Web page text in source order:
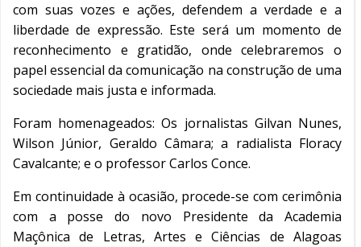
com suas vozes e ações, defendem a verdade e a
liberdade de expressão. Este será um momento de
reconhecimento e gratidão, onde celebraremos o
papel essencial da comunicação na construção de uma
sociedade mais justa e informada.
Foram homenageados: Os jornalistas Gilvan Nunes,
Wilson Júnior, Geraldo Câmara; a radialista Floracy
Cavalcante; e o professor Carlos Conce.
Em continuidade à ocasião, procede-se com cerimônia
com a posse do novo Presidente da Academia
Maçônica de Letras, Artes e Ciências de Alagoas